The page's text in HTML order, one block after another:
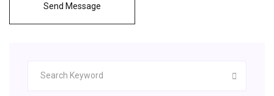
Send Message